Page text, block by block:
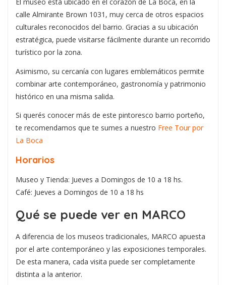
El museo está ubicado en el corazón de La Boca, en la
calle Almirante Brown 1031, muy cerca de otros espacios
culturales reconocidos del barrio. Gracias a su ubicación
estratégica, puede visitarse fácilmente durante un recorrido
turístico por la zona.
Asimismo, su cercanía con lugares emblemáticos permite
combinar arte contemporáneo, gastronomía y patrimonio
histórico en una misma salida.
Si querés conocer más de este pintoresco barrio porteño,
te recomendamos que te sumes a nuestro Free Tour por
La Boca
Horarios
Museo y Tienda: Jueves a Domingos de 10 a 18 hs.
Café: Jueves a Domingos de 10 a 18 hs
Qué se puede ver en MARCO
A diferencia de los museos tradicionales, MARCO apuesta
por el arte contemporáneo y las exposiciones temporales.
De esta manera, cada visita puede ser completamente
distinta a la anterior.